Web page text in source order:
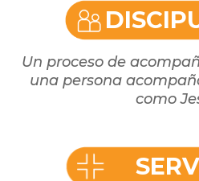
Un proceso de
una persona
como